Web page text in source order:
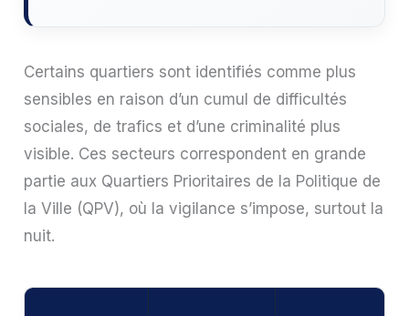
Certains quartiers sont identifiés comme plus
sensibles en raison d’un cumul de difficultés
sociales, de trafics et d’une criminalité plus
visible. Ces secteurs correspondent en grande
partie aux Quartiers Prioritaires de la Politique de
la Ville (QPV), où la vigilance s’impose, surtout la
nuit.